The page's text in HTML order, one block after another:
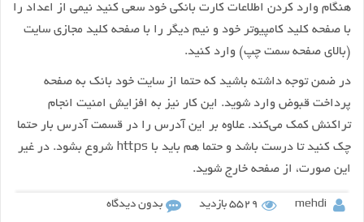
هنگام وارد کردن اطلاعات کارت بانکی خود سعی کنید نیمی از اعداد را
با صفحه کلید کامپیوتر خود و نیم دیگر را با صفحه کلید مجازی سایت
(بالای صفحه سمت چپ) وارد کنید.
در ضمن توجه داشته باشید که حتما از سایت خود بانک به صفحه
پرداخت قبوض وارد شوید. این کار نیز به افزایش امنیت انجام
تراکنش کمک می‌کند. علاوه بر این آدرس را در قسمت آدرس بار حتما
چک کنید تا درست باشد و حتما هم باید با https شروع بشود. در غیر
این صورت، از صفحه خارج شوید.
mehdi 5529 بازدید
بدون دیدگاه